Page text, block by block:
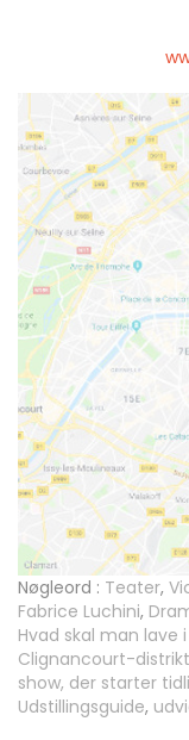
Nøgleord : Teater,
Fabrice Luchini,
Hvad skal man lave
Clignancourt-
show, der starter
Udstillingsguide,